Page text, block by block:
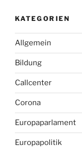
KATEGORIEN
Allgemein
Bildung
Callcenter
Corona
Europaparlament
Europapolitik